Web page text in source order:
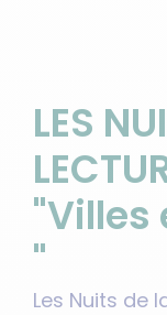
LES
"Villes
"
Les Nuits de